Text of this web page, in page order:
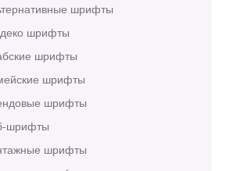
шрифты
шрифты
шрифты
шрифты
шрифты
шрифты
шрифты